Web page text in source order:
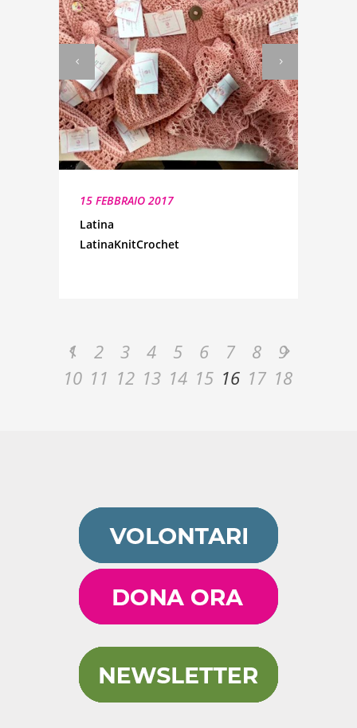
15 FEBBRAIO 2017
Latina
LatinaKnitCrochet
1 2 3 4 5 6 7 8
9
10 11 12 13 14 15 16 17 18